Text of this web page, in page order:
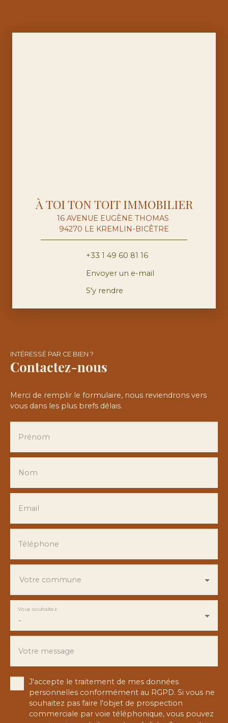
À TOI TON TOIT IMMOBILIER
16 AVENUE EUGÈNE THOMAS
94270 LE KREMLIN-BICÊTRE
+33 1 49 60 81 16
Envoyer un e-mail
S'y rendre
INTÉRESSÉ PAR CE BIEN ?
Contactez-nous
Merci de remplir le formulaire, nous reviendrons vers
vous dans les plus brefs délais.
Prénom
Nom
Email
Téléphone
Votre commune
-
Vous souhaitez
Votre message
J'accepte le traitement de mes données
personnelles conformément au RGPD. Si vous ne
souhaitez pas faire l'objet de prospection
commerciale par voie téléphonique, vous pouvez